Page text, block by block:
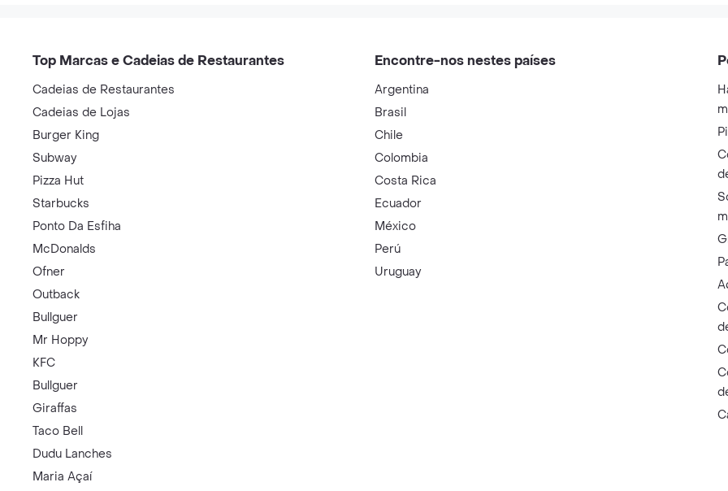
Top Marcas e Cadeias de Restaurantes
Cadeias de Restaurantes
Cadeias de Lojas
Burger King
Subway
Pizza Hut
Starbucks
Ponto Da Esfiha
McDonalds
Ofner
Outback
Bullguer
Mr Hoppy
KFC
Bullguer
Giraffas
Taco Bell
Dudu Lanches
Maria Açaí
Encontre-nos nestes países
Argentina
Brasil
Chile
Colombia
Costa Rica
Ecuador
México
Perú
Uruguay